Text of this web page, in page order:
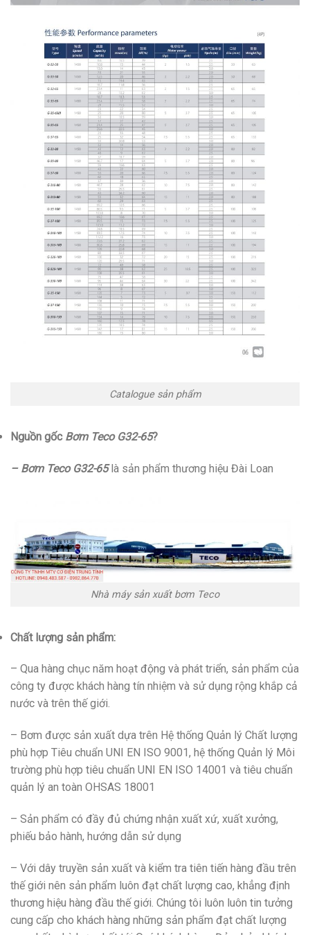
Catalogue sản phẩm
Nguồn gốc Bơm Teco G32-65?
– Bơm Teco G32-65là sản phẩm thương hiệu Đài Loan
Nhà máy sản xuất bơm Teco
Chất lượng sản phẩm:
– Qua hàng chục năm hoạt động và phát triển, sản phẩm của
công ty được khách hàng tín nhiệm và sử dụng rộng khắp cả
nước và trên thế giới.
– Bơm được sản xuất dựa trên Hệ thống Quản lý Chất lượng
phù hợp Tiêu chuẩn UNI EN ISO 9001, hệ thống Quản lý Môi
trường phù hợp tiêu chuẩn UNI EN ISO 14001 và tiêu chuẩn
quản lý an toàn OHSAS 18001
– Sản phẩm có đầy đủ chứng nhận xuất xứ, xuất xưởng,
phiếu bảo hành, hướng dẫn sử dụng
– Với dây truyền sản xuất và kiểm tra tiên tiến hàng đầu trên
thế giới nên sản phẩm luôn đạt chất lượng cao, khẳng định
thương hiệu hàng đầu thế giới. Chúng tôi luôn luôn tin tưởng
cung cấp cho khách hàng những sản phẩm đạt chất lượng